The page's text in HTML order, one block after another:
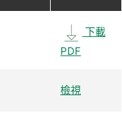
下載
PDF
檢視